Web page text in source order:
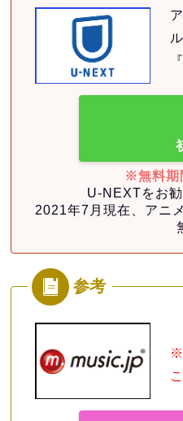
※無料期
U-NEXTをお
2021年7月現在、アニ